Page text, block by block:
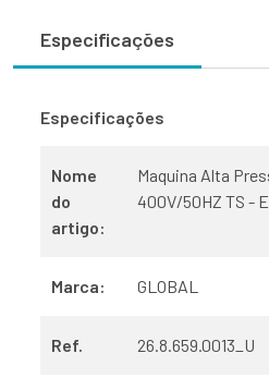
Especificações
Especificações
Nome
do
artigo:
Maquina Alta
400V/50HZ TS -
Marca: GLOBAL
Ref. 26.8.659.0013_U